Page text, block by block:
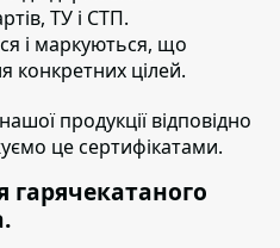
ТУ і СТП.
і маркуються, що
конкретних цілей.
продукції відповідно
це сертифікатами.
гарячекатаного